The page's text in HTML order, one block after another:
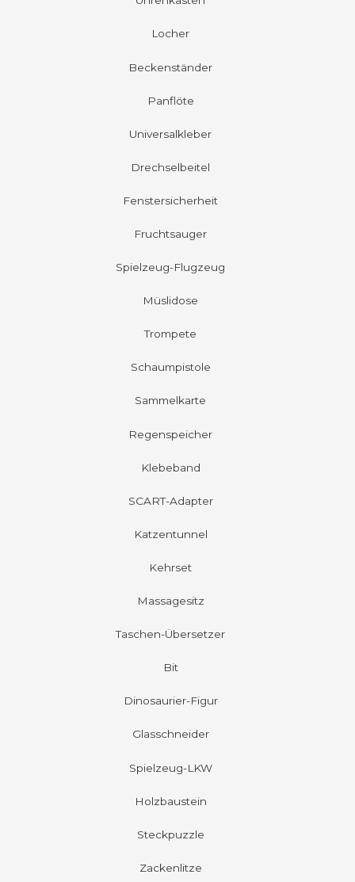
Locher
Beckenständer
Panflöte
Universalkleber
Drechselbeitel
Fenstersicherheit
Fruchtsauger
Spielzeug-Flugzeug
Müslidose
Trompete
Schaumpistole
Sammelkarte
Regenspeicher
Klebeband
SCART-Adapter
Katzentunnel
Kehrset
Massagesitz
Taschen-Übersetzer
Bit
Dinosaurier-Figur
Glasschneider
Spielzeug-LKW
Holzbaustein
Steckpuzzle
Zackenlitze